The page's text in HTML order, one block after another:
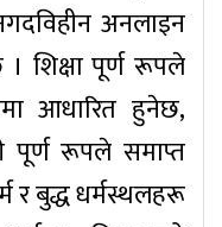
नगदविहीन अनलाइन
शिक्षा पूर्ण रूपले
आधारित हुनेछ,
पूर्ण रूपले समाप्त
र बुद्ध धर्मस्थलहरू